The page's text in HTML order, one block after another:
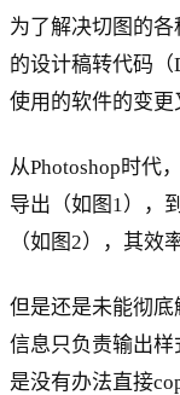
为了解决切图的
的设计稿转代码
使用的软件的变更
从Photoshop时代
导出（如图1），
（如图2），其效
但是还是未能彻
信息只负责输出
是没有办法直接